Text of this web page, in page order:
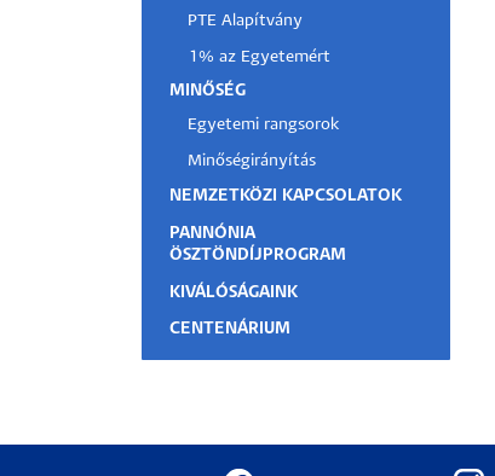
PTE Alapítvány
1% az Egyetemért
MINŐSÉG
Egyetemi rangsorok
Minőségirányítás
NEMZETKÖZI KAPCSOLATOK
PANNÓNIA
ÖSZTÖNDÍJPROGRAM
KIVÁLÓSÁGAINK
CENTENÁRIUM